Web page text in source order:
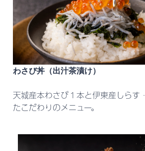
わさび丼（出汁茶漬け）
天城産本わさび１本と伊東産しらす
たこだわりのメニュー。